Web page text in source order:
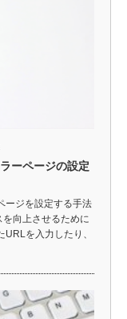
ーページの設定
ージを設定する手法
向上させるために
を入力したり、